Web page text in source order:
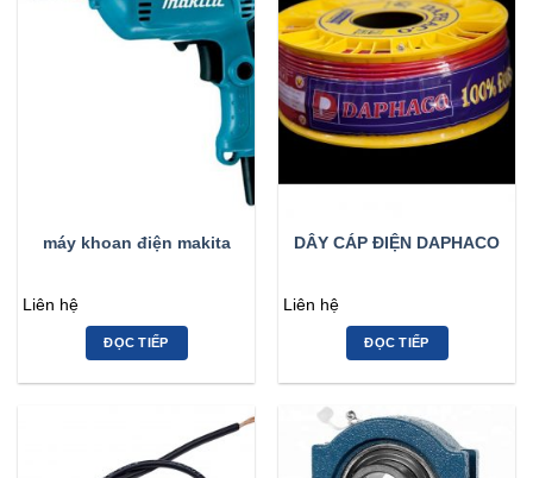
máy khoan điện makita
Liên hệ
ĐỌC TIẾP
DÂY CÁP ĐIỆN DAPHACO
Liên hệ
ĐỌC TIẾP